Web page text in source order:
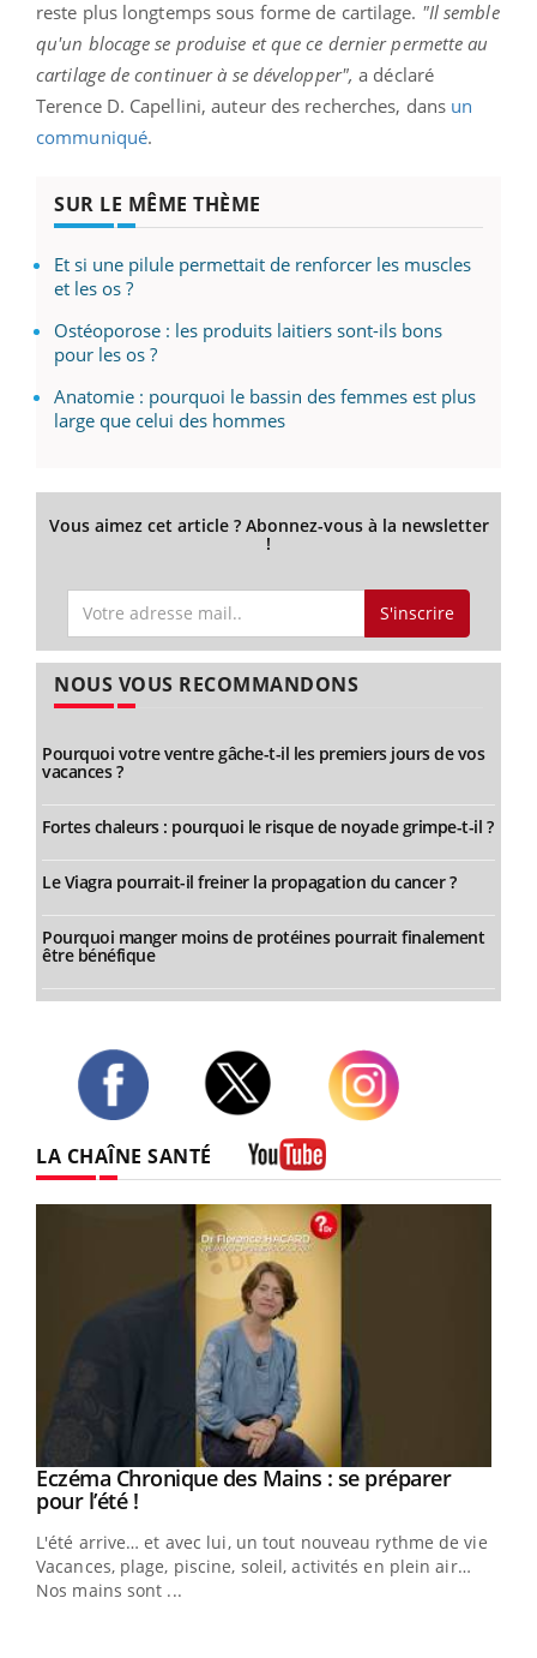
reste plus longtemps sous forme de cartilage. "Il semble
qu'un blocage se produise et que ce dernier permette au
cartilage de continuer à se développer", a déclaré
Terence D. Capellini, auteur des recherches, dans un
communiqué.
SUR LE MÊME THÈME
Et si une pilule permettait de renforcer les muscles
et les os ?
Ostéoporose : les produits laitiers sont-ils bons
pour les os ?
Anatomie : pourquoi le bassin des femmes est plus
large que celui des hommes
Vous aimez cet article ? Abonnez-vous à la newsletter
!
S'inscrire
NOUS VOUS RECOMMANDONS
Pourquoi votre ventre gâche-t-il les premiers jours de vos
vacances ?
Fortes chaleurs : pourquoi le risque de noyade grimpe-t-il ?
Le Viagra pourrait-il freiner la propagation du cancer ?
Pourquoi manger moins de protéines pourrait finalement
être bénéfique
LA CHAÎNE SANTÉ
Youtube
Eczéma Chronique des Mains : se préparer
pour l’été !Youtube
L'été arrive… et avec lui, un tout nouveau rythme de vie !
Vacances, plage, piscine, soleil, activités en plein air…
Nos mains sont ...